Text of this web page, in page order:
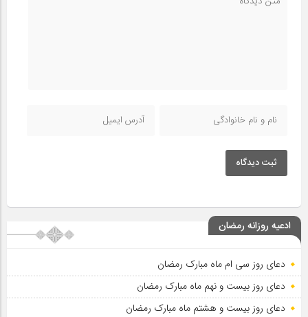
ثبت دیدگاه
ادعیه روزانه رمضان
دعای روز سی ام ماه مبارک رمضان
دعای روز بیست و نهم ماه مبارک رمضان
دعای روز بیست و هشتم ماه مبارک رمضان